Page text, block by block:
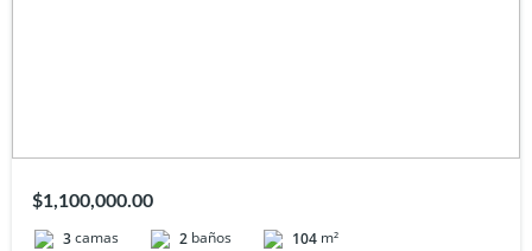
$1,100,000.00
3camas 2 baños 104 m²